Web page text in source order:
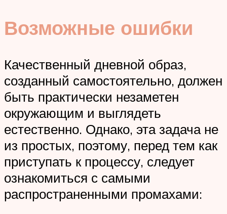
Возможные ошибки
Качественный дневной образ,
созданный самостоятельно, должен
быть практически незаметен
окружающим и выглядеть
естественно. Однако, эта задача не
из простых, поэтому, перед тем как
приступать к процессу, следует
ознакомиться с самыми
распространенными промахами: